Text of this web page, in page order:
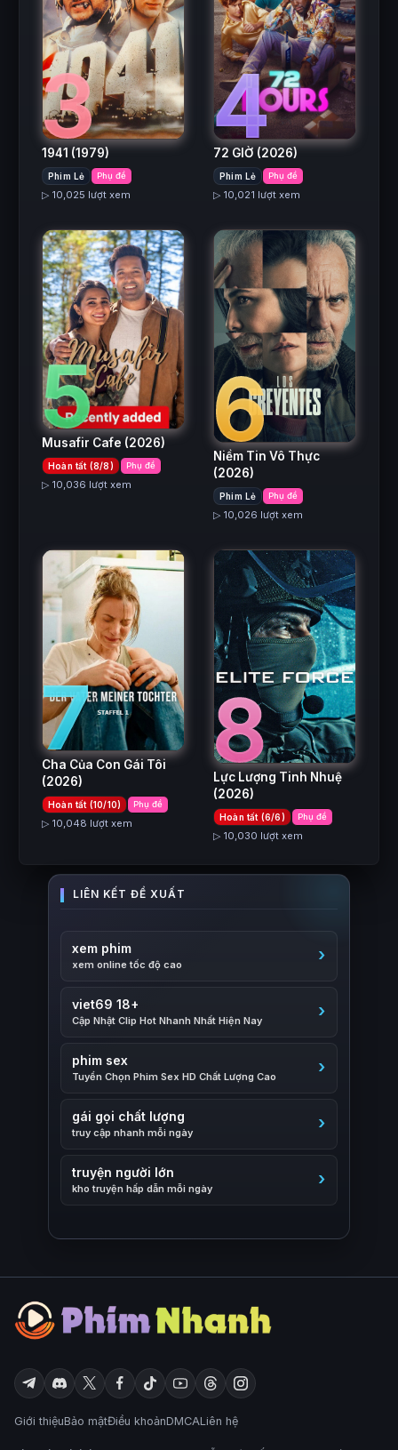
3
1941 (1979)
Phim Lẻ Phụ đề
▷ 10,025 lượt xem
4
72 GIỜ (2026)
Phim Lẻ Phụ đề
▷ 10,021 lượt xem
5
Musafir Cafe (2026)
Hoàn tất (8/8) Phụ đề
▷ 10,036 lượt xem
6
Niềm Tin Vô Thực
(2026)
Phim Lẻ Phụ đề
▷ 10,026 lượt xem
7
Cha Của Con Gái Tôi
(2026)
Hoàn tất (10/10) Phụ đề
▷ 10,048 lượt xem
8
Lực Lượng Tinh Nhuệ
(2026)
Hoàn tất (6/6) Phụ đề
▷ 10,030 lượt xem
xem phim
xem online tốc độ cao
viet69 18+
Cập Nhật Clip Hot Nhanh Nhất Hiện Nay
phim sex
Tuyển Chọn Phim Sex HD Chất Lượng Cao
gái gọi chất lượng
truy cập nhanh mỗi ngày
truyện người lớn
kho truyện hấp dẫn mỗi ngày
Giới thiệuBảo mậtĐiều khoảnDMCALiên hệ